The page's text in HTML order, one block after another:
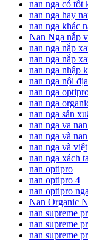
nan nga có tốt
nan nga hay
nan nga khác
Nan Nga nắp
nan nga nắp
nan nga nắp
nan nga nhập
nan nga nội địa
nan nga
nan nga
nan nga sản
nan nga va
nan nga và
nan nga và việt
nan nga xách
nan optipro
nan optipro 4
nan optipro nga
Nan Organic
nan supreme
nan supreme
nan supreme